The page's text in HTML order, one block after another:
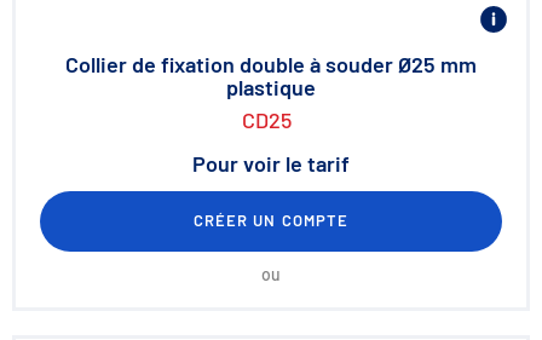
Collier de fixation double à souder Ø25 mm
plastique
CD25
Pour voir le tarif
CRÉER UN COMPTE
ou